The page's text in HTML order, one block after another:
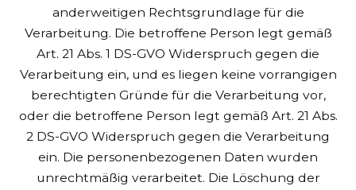
anderweitigen Rechtsgrundlage für die
Verarbeitung. Die betroffene Person legt gemäß
Art. 21 Abs. 1 DS-GVO Widerspruch gegen die
Verarbeitung ein, und es liegen keine vorrangigen
berechtigten Gründe für die Verarbeitung vor,
oder die betroffene Person legt gemäß Art. 21 Abs.
2 DS-GVO Widerspruch gegen die Verarbeitung
ein. Die personenbezogenen Daten wurden
unrechtmäßig verarbeitet. Die Löschung der